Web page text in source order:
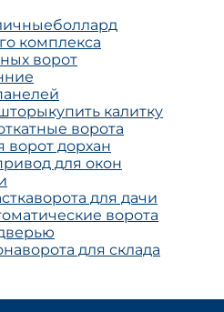
боллард
комплекса
ворот
купить калитку
ворота
дорхан
для окон
ворота для дачи
ворота
ворота для склада